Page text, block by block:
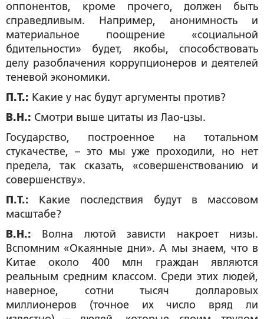
оппонентов, кроме прочего, должен быть
справедливым. Например, анонимность и
материальное поощрение «социальной
бдительности» будет, якобы, способствовать
делу разоблачения коррупционеров и деятелей
теневой экономики.
П.Т.: Какие у нас будут аргументы против?
В.Н.: Смотри выше цитаты из Лао-цзы.
Государство, построенное на тотальном
стукачестве, – это мы уже проходили, но нет
предела, так сказать, «совершенствованию и
совершенству».
П.Т.: Какие последствия будут в массовом
масштабе?
В.Н.: Волна лютой зависти накроет низы.
Вспомним «Окаянные дни». А мы знаем, что в
Китае около 400 млн граждан являются
реальным средним классом. Среди этих людей,
наверное, сотни тысяч долларовых
миллионеров (точное их число вряд ли